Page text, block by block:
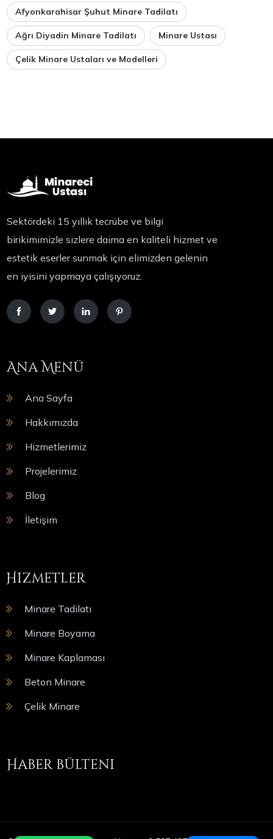
Afyonkarahisar Şuhut Minare Tadilatı
Ağrı Diyadin Minare Tadilatı Minare Ustası
Çelik Minare Ustaları ve Modelleri
Sektördeki 15 yıllık tecrübe ve bilgi
birikimimizle sizlere daima en kaliteli hizmet ve
estetik eserler sunmak için elimizden gelenin
en iyisini yapmaya çalışıyoruz.
Ana Menü
Ana Sayfa
Hakkımızda
Hizmetlerimiz
Projelerimiz
Blog
İletişim
Hizmetler
Minare Tadilatı
Minare Boyama
Minare Kaplaması
Beton Minare
Çelik Minare
Haber bülteni